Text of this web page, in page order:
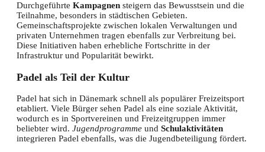
Durchgeführte Kampagnen steigern das Bewusstsein und die
Teilnahme, besonders in städtischen Gebieten.
Gemeinschaftsprojekte zwischen lokalen Verwaltungen und
privaten Unternehmen tragen ebenfalls zur Verbreitung bei.
Diese Initiativen haben erhebliche Fortschritte in der
Infrastruktur und Popularität bewirkt.
Padel als Teil der Kultur
Padel hat sich in Dänemark schnell als populärer Freizeitsport
etabliert. Viele Bürger sehen Padel als eine soziale Aktivität,
wodurch es in Sportvereinen und Freizeitgruppen immer
beliebter wird. Jugendprogramme und Schulaktivitäten
integrieren Padel ebenfalls, was die Jugendbeteiligung fördert.